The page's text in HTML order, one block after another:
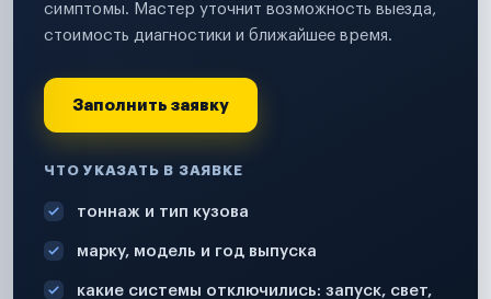
симптомы. Мастер уточнит возможность выезда,
стоимость диагностики и ближайшее время.
Заполнить заявку
ЧТО УКАЗАТЬ В ЗАЯВКЕ
тоннаж и тип кузова
марку, модель и год выпуска
какие системы отключились: запуск, свет,